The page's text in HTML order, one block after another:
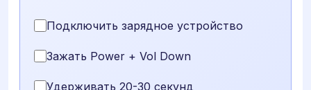
Подключить зарядное устройство
Зажать Power + Vol Down
Удерживать 20-30 секунд